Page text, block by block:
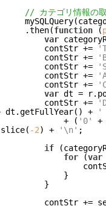
// カテゴリ情報の
+ r.ID)
            .then(
function (
var
                contStr +=
                contStr +=
                contStr +=
                contStr +=
                contStr +=
var dt =
                contStr +=
dt.getFullYear() +
'
                    + (
'0' +
-2) + '\n' ;
if
for (var